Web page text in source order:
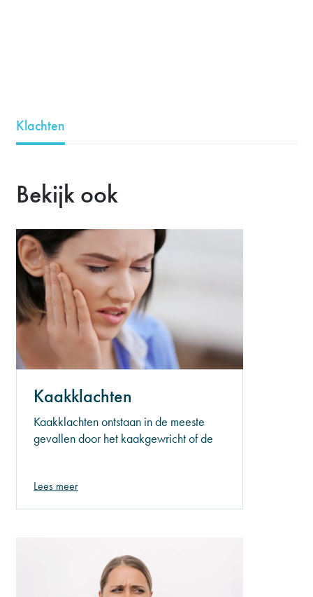
Klachten
Bekijk ook
Kaakklachten
Kaakklachten ontstaan in de meeste
gevallen door het kaakgewricht of de
dan ook belangrijk dat, wanneer
Lees meer